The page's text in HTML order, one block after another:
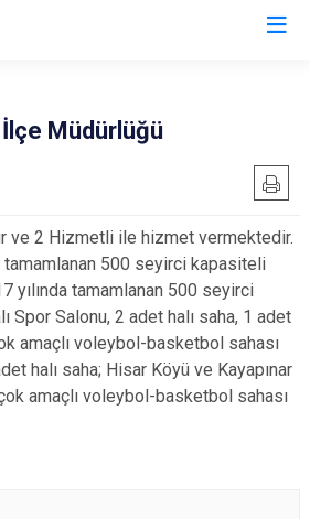
Müdürlüğü
ve 2 Hizmetli ile hizmet vermektedir.
tamamlanan 500 seyirci kapasiteli
yılında tamamlanan 500 seyirci
Spor Salonu, 2 adet halı saha, 1 adet
amaçlı voleybol-basketbol sahası
halı saha; Hisar Köyü ve Kayapınar
amaçlı voleybol-basketbol sahası